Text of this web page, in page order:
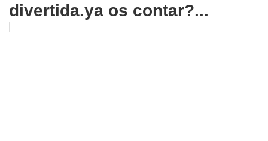
divertida.ya os contar?...